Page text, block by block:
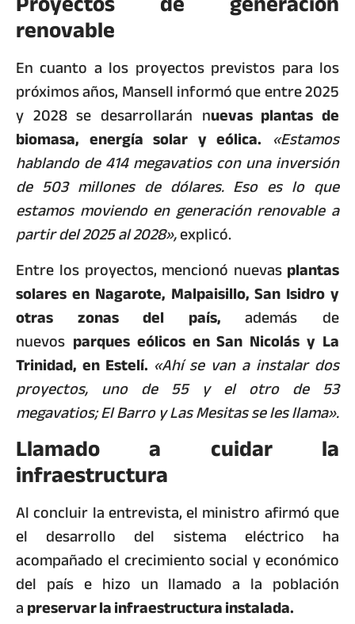
renovable
En cuanto a los proyectos previstos para los
próximos años, Mansell informó que entre 2025
y 2028 se desarrollarán nuevas plantas de
biomasa, energía solar y eólica. «Estamos
hablando de 414 megavatios con una inversión
de 503 millones de dólares. Eso es lo que
estamos moviendo en generación renovable a
partir del 2025 al 2028»,explicó.
Entre los proyectos, mencionó nuevasplantas
solares en Nagarote, Malpaisillo, San Isidro y
otras zonas del país,además de
nuevos parques eólicos en San Nicolás y La
Trinidad, en Estelí. «Ahí se van a instalar dos
proyectos, uno de 55 y el otro de 53
megavatios; El Barro y Las Mesitas se les llama».
Llamado a cuidar la
infraestructura
Al concluir la entrevista, el ministro afirmó que
el desarrollo del sistema eléctrico ha
acompañado el crecimiento social y económico
del país e hizo un llamado a la población
apreservar la infraestructura instalada.